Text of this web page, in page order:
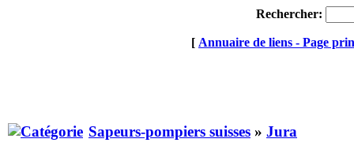
Rechercher:
[ Annuaire de liens - Page
Sapeurs-pompiers suisses » Jura